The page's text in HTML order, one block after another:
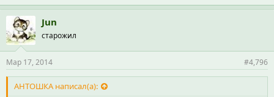
Jun
старожил
Мар 17, 2014 #4,796
АНТОШКА написал(а):